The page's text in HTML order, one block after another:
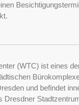
(WTC) ist eines
und befindet
Dresdner